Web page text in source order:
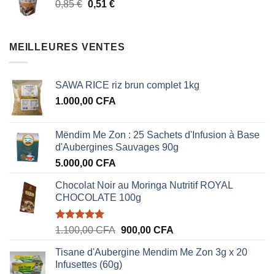
0,85 €.0,51 €.
0,85€ Le
était :
0,51 €Le
est :
MEILLEURES VENTES
SAWA RICE riz brun complet 1kg
1.000,00 CFA
Mëndim Me Zon : 25 Sachets d'Infusion à Base
d'Aubergines Sauvages 90g
5.000,00 CFA
Chocolat Noir au Moringa Nutritif ROYAL
CHOCOLATE 100g
Note5.00
1.100,00CFA Le
initial
était :
900,00 CFALe
actuel
Tisane d'Aubergine Mendim Me Zon 3g x 20
Infusettes (60g)